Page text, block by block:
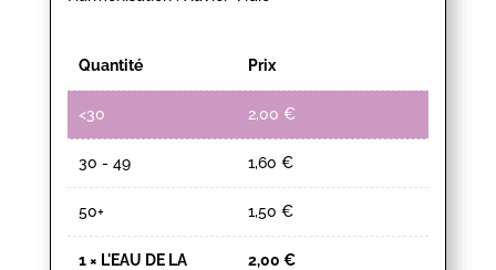
Quantité Prix
<30 2,00 €
30 - 49 1,60 €
50+ 1,50 €
1× L'EAU DE LA 2,00 €